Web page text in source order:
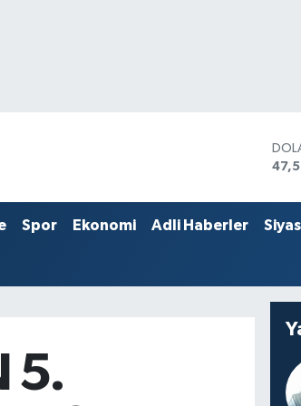
Spor Ekonomi Adli Haberler
5.